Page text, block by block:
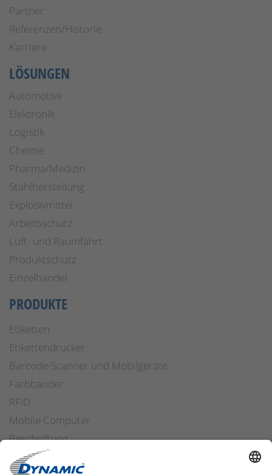
Partner
Referenzen/Historie
Karriere
LÖSUNGEN
Automotive
Elektronik
Logistik
Chemie
Pharma/Medizin
Stahlherstellung
Explosivmittel
Arbeitsschutz
Luft- und Raumfahrt
Produktschutz
Einzelhandel
PRODUKTE
Etiketten
Etikettendrucker
Barcode-Scanner und Mobilgeräte
Farbbänder
RFID
Mobile Computer
Beschriftung
Arbeitssicherheit